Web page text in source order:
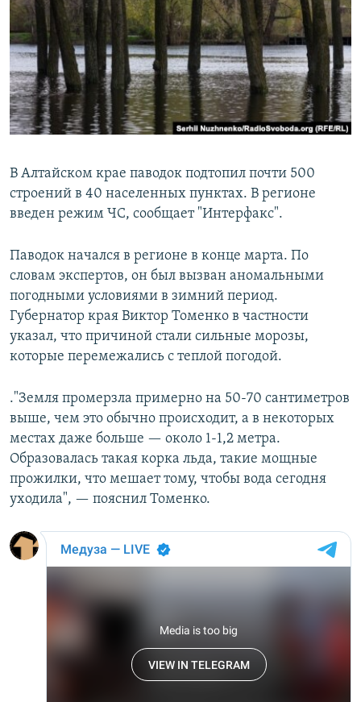
РАСПИСАНИЕ ВЕЩАНИЯ
ПОДПИШИТЕСЬ НА РАССЫЛКУ
СОЦИАЛЬНЫЕ СЕТИ
Все сайты РСЕ/РС
В Алтайском крае паводок подтопил почти 500
строений в 40 населенных пунктах. В регионе
введен режим ЧС, сообщает "Интерфакс".
Паводок начался в регионе в конце марта. По
словам экспертов, он был вызван аномальными
погодными условиями в зимний период.
Губернатор края Виктор Томенко в частности
указал, что причиной стали сильные морозы,
которые перемежались с теплой погодой.
."Земля промерзла примерно на 50-70 сантиметров
выше, чем это обычно происходит, а в некоторых
местах даже больше — около 1-1,2 метра.
Образовалась такая корка льда, такие мощные
прожилки, что мешает тому, чтобы вода сегодня
уходила", — пояснил Томенко.